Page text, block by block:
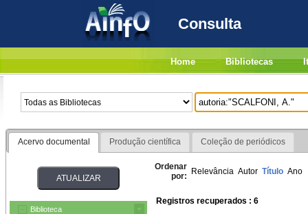
Consulta
Home Bibliotecas
Acervo documental Produção científica Coleção de periódicos
Biblioteca
Ordenar
por: Relevância Autor Título Ano
Registros recuperados : 6